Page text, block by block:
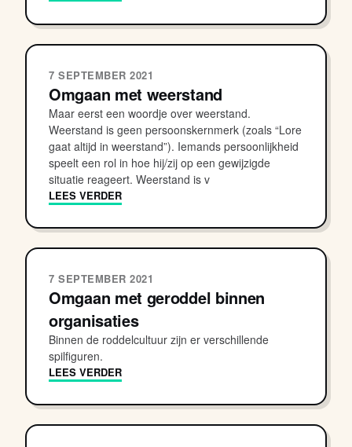
7 SEPTEMBER 2021
Omgaan met weerstand
Maar eerst een woordje over weerstand.
Weerstand is geen persoonskernmerk (zoals “Lore
gaat altijd in weerstand”). Iemands persoonlijkheid
speelt een rol in hoe hij/zij op een gewijzigde
situatie reageert. Weerstand is v
LEES VERDER
7 SEPTEMBER 2021
Omgaan met geroddel binnen
organisaties
Binnen de roddelcultuur zijn er verschillende
spilfiguren.
LEES VERDER